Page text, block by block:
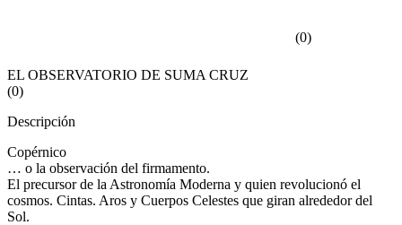
(0)
EL OBSERVATORIO DE SUMA CRUZ
(0)
Descripción
Copérnico
… o la observación del firmamento.
El precursor de la Astronomía Moderna y quien revolucionó el
cosmos. Cintas. Aros y Cuerpos Celestes que giran alrededor del
Sol.